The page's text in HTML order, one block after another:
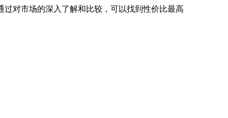
对市场的深入了解和比较，可以找到性价比最高